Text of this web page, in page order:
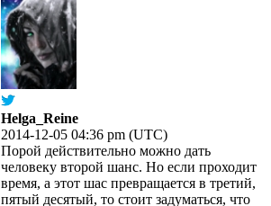
Helga_Reine
2014-12-05 04:36 pm (UTC)
Порой действительно можно дать
человеку второй шанс. Но если проходит
время, а этот шас превращается в третий,
пятый десятый, то стоит задуматься, что